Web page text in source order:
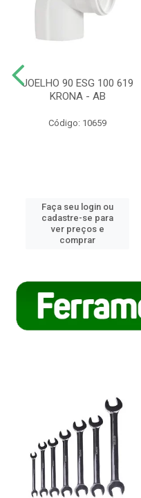
JOELHO 90 ESG 100 619
KRONA - AB
Código: 10659
Faça seu login ou
cadastre-se para
ver preços e
comprar